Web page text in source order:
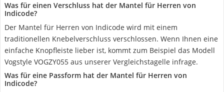
Was für einen Verschluss hat der Mantel für Herren von
Indicode?
Der Mantel für Herren von Indicode wird mit einem
traditionellen Knebelverschluss verschlossen. Wenn Ihnen eine
einfache Knopfleiste lieber ist, kommt zum Beispiel das Modell
Vogstyle VOGZY055 aus unserer Vergleichstagelle infrage.
Was für eine Passform hat der Mantel für Herren von
Indicode?